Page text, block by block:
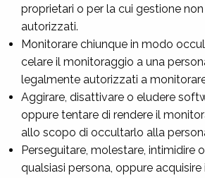
proprietari o per la cui gestione
autorizzati.
Monitorare chiunque in modo
celare il monitoraggio a una
legalmente autorizzati a
Aggirare, disattivare o eludere
oppure tentare di rendere il
allo scopo di occultarlo alla
Perseguitare, molestare, intimidire
qualsiasi persona, oppure